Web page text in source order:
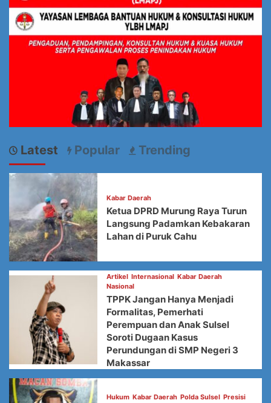
Latest Popular Trending
Kabar Daerah
Ketua DPRD Murung Raya Turun
Langsung Padamkan Kebakaran
Lahan di Puruk Cahu
Artikel Internasional Kabar Daerah
Nasional
TPPK Jangan Hanya Menjadi
Formalitas, Pemerhati
Perempuan dan Anak Sulsel
Soroti Dugaan Kasus
Perundungan di SMP Negeri 3
Makassar
Hukum Kabar Daerah Polda Sulsel Presisi